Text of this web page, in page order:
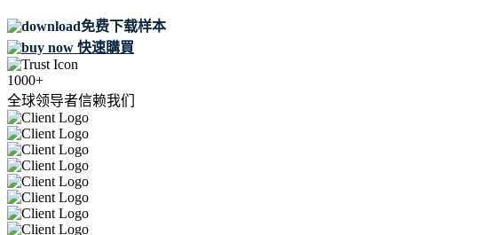
免费下载样本
快速購買
1000+
全球领导者信赖我们